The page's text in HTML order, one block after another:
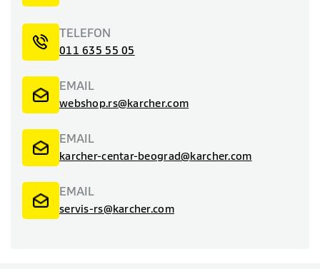
TELEFON
011 635 55 05
EMAIL
webshop.rs@karcher.com
EMAIL
karcher-centar-beograd@karcher.com
EMAIL
servis-rs@karcher.com